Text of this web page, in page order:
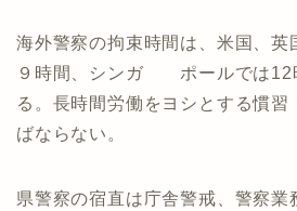
海外警察の拘束時間は、米国、英
９時間、シンガ ポールでは12
る。長時間労働をヨシとする慣習
ばならない。
県警察の宿直は庁舎警戒、警察業